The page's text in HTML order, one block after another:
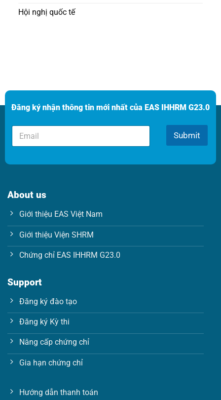
Hội nghị quốc tế
Đăng ký nhận thông tin mới nhất của EAS IHHRM G23.0
E
a
l
Submit
About us
Giới thiệu EAS Việt Nam
Giới thiệu Viện SHRM
Chứng chỉ EAS IHHRM G23.0
Support
Đăng ký đào tạo
Đăng ký Kỳ thi
Nâng cấp chứng chỉ
Gia hạn chứng chỉ
Hướng dẫn thanh toán